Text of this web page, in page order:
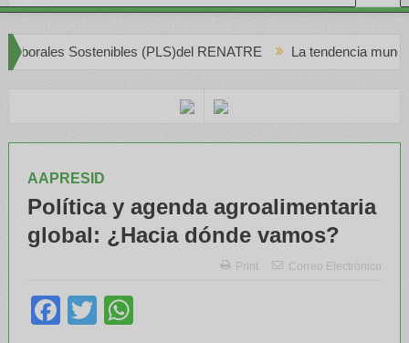
(PLS)del RENATRE La tendencia mundial del Vino
AAPRESID
Política y agenda agroalimentaria
global: ¿Hacia dónde vamos?
Print Correo Electrónico
Facebook
Twitter